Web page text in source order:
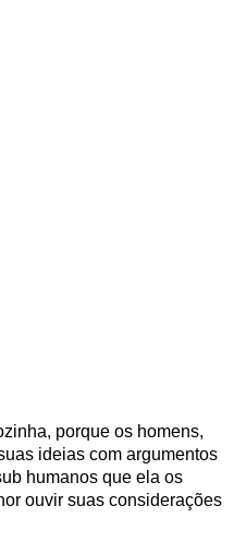
porque os homens,
ideias com argumentos
humanos que ela os
ouvir suas considerações